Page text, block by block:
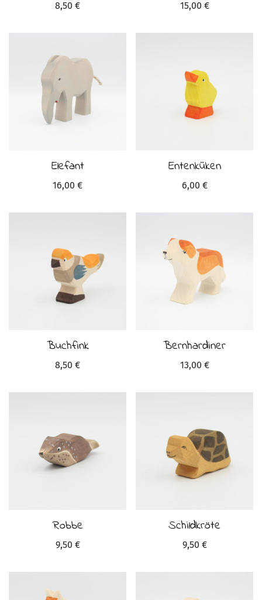
8,50 € 15,00 €
Elefant
16,00 €
Entenküken
6,00 €
Buchfink
8,50 €
Bernhardiner
13,00 €
Robbe
9,50 €
Schildkröte
9,50 €